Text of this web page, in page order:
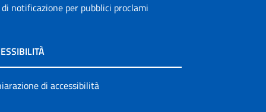
notificazione per pubblici proclami
di accessibilità